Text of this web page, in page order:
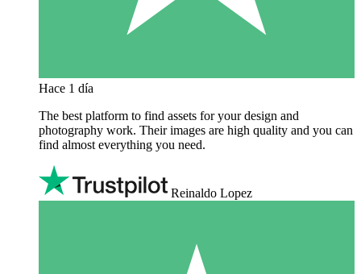
Hace 1 día
The best platform to find assets for your design and
photography work. Their images are high quality and you can
find almost everything you need.
Reinaldo Lopez